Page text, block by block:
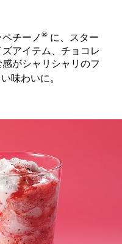
チーノ ® に、スター
アイテム、チョコレ
がシャリシャリのフ
味わいに。